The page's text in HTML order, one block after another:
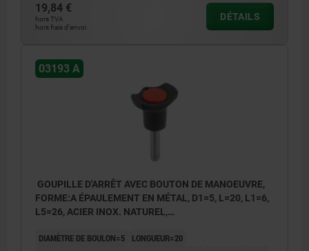
19,84 €
hors TVA
hors frais d’envoi
DÉTAILS
03193 A
GOUPILLE D'ARRÊT AVEC BOUTON DE MANOEUVRE,
FORME:A ÉPAULEMENT EN MÉTAL, D1=5, L=20, L1=6,
L5=26, ACIER INOX. NATUREL,
COUVERCLE:ROUGE RAL3020
DIAMÈTRE DE BOULON=5
LONGUEUR=20